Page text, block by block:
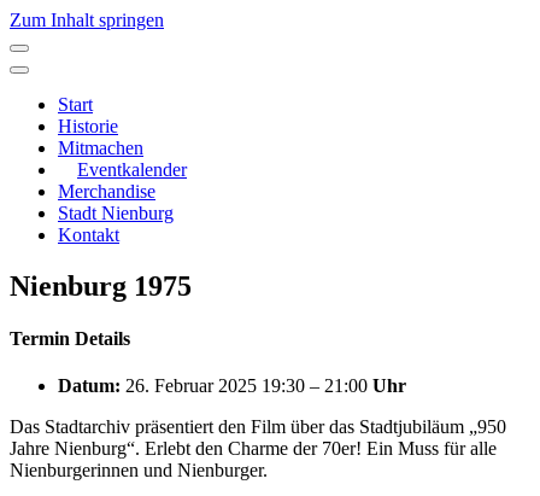
Zum Inhalt springen
Hauptnavigation
Start
Historie
Mitmachen
Eventkalender
Merchandise
Stadt Nienburg
Kontakt
Nienburg 1975
Termin Details
Datum: 26. Februar 2025 19:30 – 21:00 Uhr
Das Stadtarchiv präsentiert den Film über das Stadtjubiläum „950
Jahre Nienburg“. Erlebt den Charme der 70er! Ein Muss für alle
Nienburgerinnen und Nienburger.